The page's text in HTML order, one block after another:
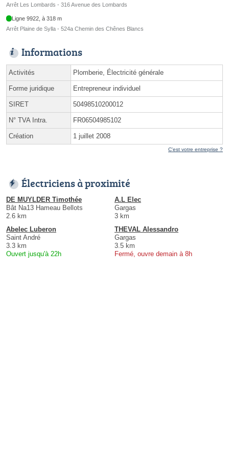
Arrêt Les Lombards - 316 Avenue des Lombards
Ligne 9922, à 318 m
Arrêt Plaine de Sylla - 524a Chemin des Chênes Blancs
Informations
Activités Plomberie, Électricité générale
Forme juridique Entrepreneur individuel
SIRET 50498510200012
N° TVA Intra. FR06504985102
Création 1 juillet 2008
C'est votre entreprise ?
Électriciens à proximité
DE MUYLDER Timothée
Bât Na13 Hameau Bellots
2.6 km
A.L Elec
Gargas
3 km
Abelec Luberon
Saint André
3.3 km
Ouvert jusqu'à 22h
THEVAL Alessandro
Gargas
3.5 km
Fermé, ouvre demain à 8h